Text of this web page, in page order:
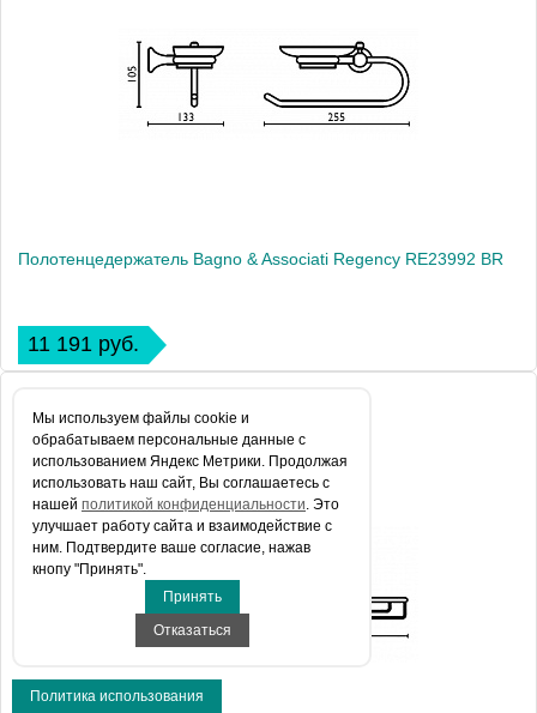
Полотенцедержатель Bagno & Associati Regency RE23992 BR
11 191 руб.
Политика использования
Мы используем файлы сookie и
обрабатываем персональные данные с
использованием Яндекс Метрики. Продолжая
использовать наш сайт, Вы соглашаетесь с
нашей политикой конфиденциальности. Это
улучшает работу сайта и взаимодействие с
ним. Подтвердите ваше согласие, нажав
кнопу "Принять".
Принять
Отказаться